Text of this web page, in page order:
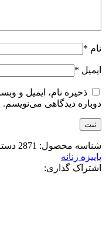
نام *
ایمیل *
ذخیره نام، ایمیل و
دوباره دیدگاهی می‌نویسم.
شناسه محصول: 2871
پاییزه زنانه
اشتراک گذاری: